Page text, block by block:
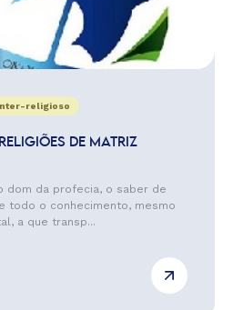
religioso
DE MATRIZ
dom da profecia, o saber de
todo o conhecimento, mesmo
a que transp...